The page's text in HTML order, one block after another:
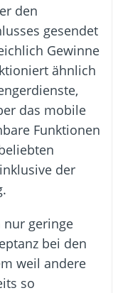
den
gesendet
Gewinne
ähnlich
das mobile
Funktionen
der
nur geringe
bei den
weil andere
so